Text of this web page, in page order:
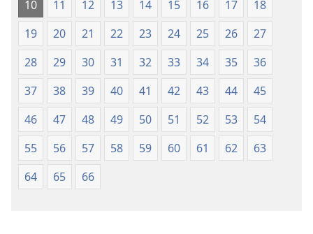
(Gihubad
Gikan
sa
2013
nga
Rebisadong
Edisyon
New
World
(Gihubad
Gikan
sa
2013
nga
Rebisadong
Edisyon
New
World
10
11 12 13 14 15 16 17
18
19
20 21 22 23 24 25 26
27
28
29 30 31 32 33 34 35
36
37
38 39 40 41 42 43 44
45
46
47 48 49 50 51 52 53
54
55
56 57 58 59 60 61 62
63
64
65 66